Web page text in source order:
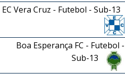
EC Vera Cruz - Futebol - Sub-13
Boa Esperança FC - Futebol -
Sub-13